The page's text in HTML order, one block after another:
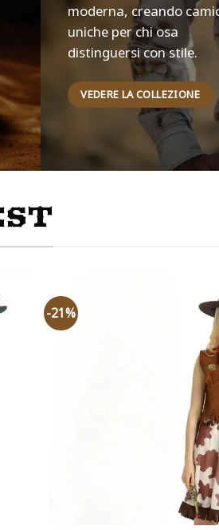
moderna, creando
uniche per chi osa
distinguersi con stile.
VEDERE LA COLLEZIONE
-21%